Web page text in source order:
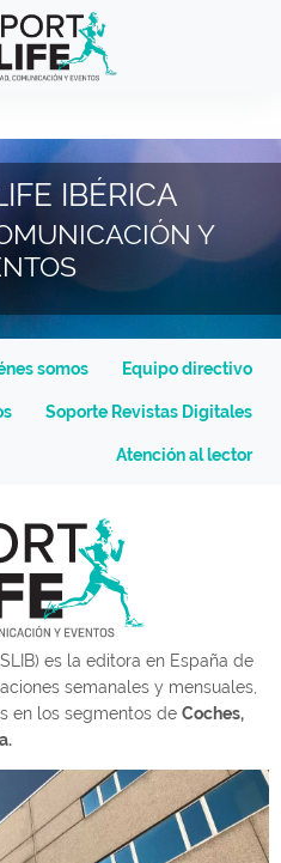
IBÉRICA
Y
somos Equipo directivo
Soporte Revistas Digitales
Atención al lector
es la editora en España de
semanales y mensuales,
en los segmentos de Coches,